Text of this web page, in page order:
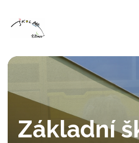
Základní